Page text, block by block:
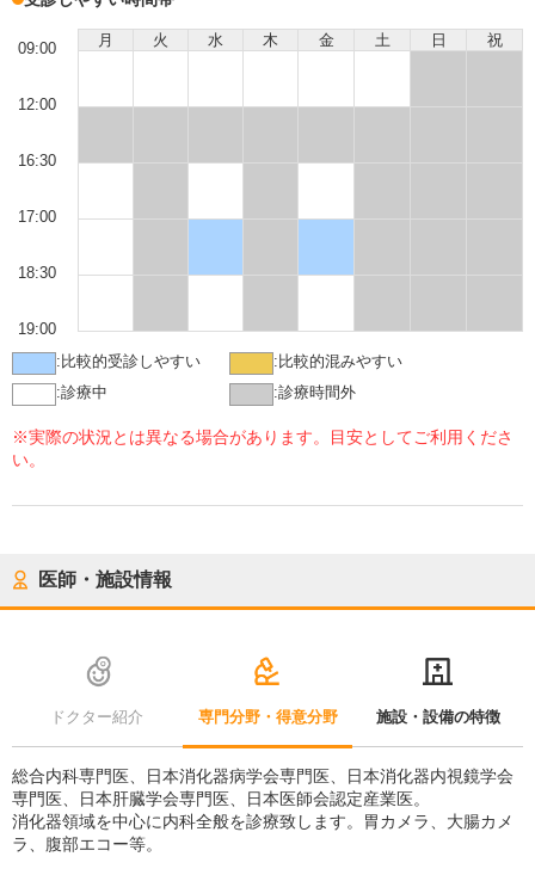
月 火 水 木 金 土 日 祝
09:00
12:00
16:30
17:00
18:30
19:00
: 比較的受診しやすい : 比較的混みやすい
:診療中 :診療時間外
※実際の状況とは異なる場合があります。目安としてご利用くださ
い。
医師・施設情報
ドクター紹介 専門分野・得意分野 施設・設備の特徴
総合内科専門医、日本消化器病学会専門医、日本消化器内視鏡学会
専門医、日本肝臓学会専門医、日本医師会認定産業医。
消化器領域を中心に内科全般を診療致します。胃カメラ、大腸カメ
ラ、腹部エコー等。